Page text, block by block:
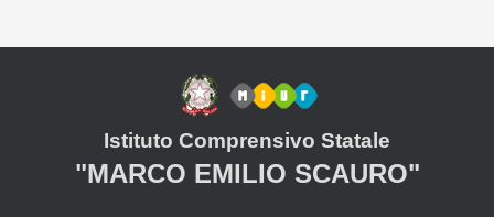
Istituto Comprensivo Statale
"MARCO EMILIO SCAURO"